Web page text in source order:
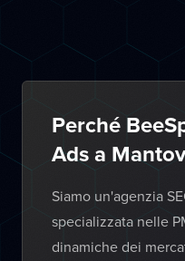
Perché
Ads a
Siamo un'agenzia
specializzata nelle
dinamiche dei